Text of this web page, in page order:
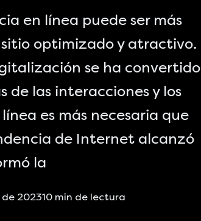
en línea puede ser más
optimizado y atractivo.
se ha convertido
las interacciones y los
es más necesaria que
de Internet alcanzó
la
202310 min de lectura